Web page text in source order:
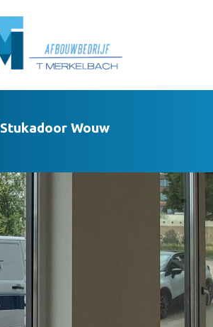
Stukadoor Wouw